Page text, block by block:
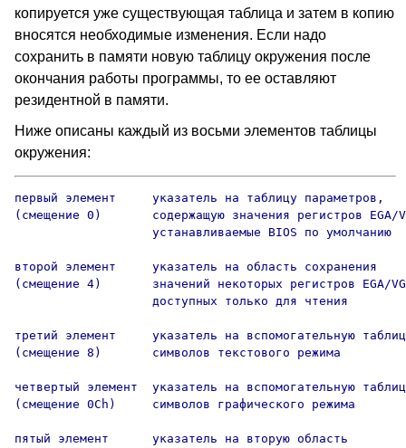
копируется уже существующая таблица и затем в копию
вносятся необходимые изменения. Если надо
сохранить в памяти новую таблицу окружения после
окончания работы программы, то ее оставляют
резидентной в памяти.
Ниже описаны каждый из восьми элементов таблицы
окружения:
первый элемент     указатель на таблицу параметров,
(смещение 0)       содержащую значения регистров EGA/
                   устанавливаемые BIOS по умолчанию
второй элемент     указатель на область сохранения
(смещение 4)       значений некоторых регистров EGA/
                   доступных только для чтения
третий элемент     указатель на вспомогательную
(смещение 8)       символов текстового режима
четвертый элемент  указатель на вспомогательную
(смещение 0Ch)     символов графического режима
пятый элемент      указатель на вторую область